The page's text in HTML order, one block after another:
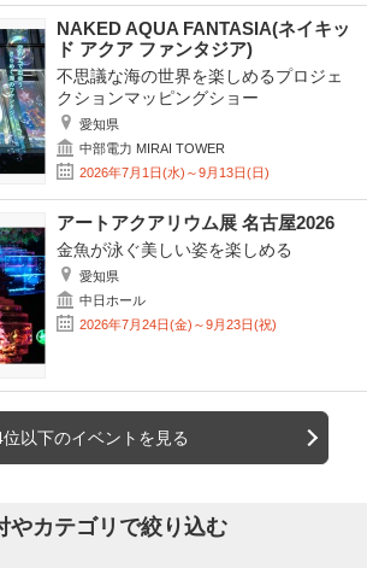
NAKED AQUA FANTASIA(ネイキッ
ド アクア ファンタジア)
不思議な海の世界を楽しめるプロジェ
クションマッピングショー
愛知県
中部電力 MIRAI TOWER
2026年7月1日(水)～9月13日(日)
アートアクアリウム展 名古屋2026
金魚が泳ぐ美しい姿を楽しめる
愛知県
中日ホール
2026年7月24日(金)～9月23日(祝)
位以下のイベントを見る
やカテゴリで絞り込む